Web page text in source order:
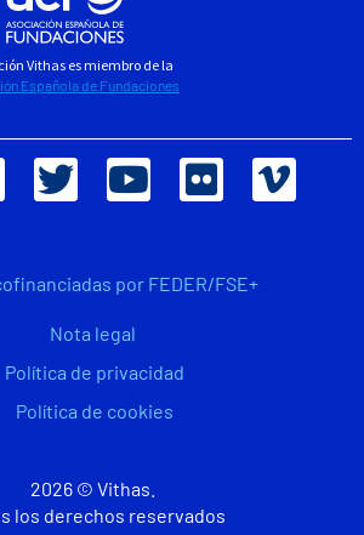
Vithas es miembro de la
Española de Fundaciones
por FEDER/FSE+
Nota legal
Política de privacidad
Política de cookies
2026 © Vithas.
los derechos reservados